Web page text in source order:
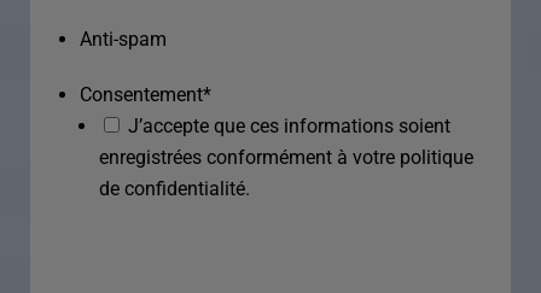
Anti-spam
Consentement*
J’accepte que ces informations soient
enregistrées conformément à votre politique
de confidentialité.